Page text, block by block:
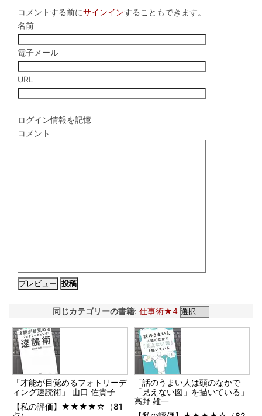
コメントする前にサインインすることもできます。
名前
電子メール
URL
ログイン情報を記憶
コメント
同じカテゴリーの書籍: 仕事術★4
「才能が目覚めるフォトリーデ
ィング速読術」 山口 佐貴子
【私の評価】★★★★☆（81
「話のうまい人は頭のなかで
「見えない図」を描いている」
高野 雄一